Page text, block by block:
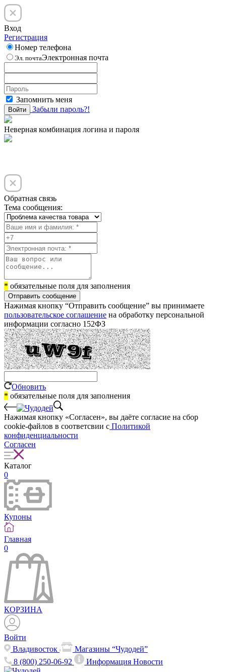
Вход
Регистрация
Номер телефона
Эл. почтаЭлектронная почта
Запомнить меня
Войти Забыли пароль?!
Неверная комбинация логина и пароля
Обратная связь
Тема сообщения:
* обязательные поля для заполнения
Отправить сообщение
Нажимая кнопку “Отправить сообщение” вы принимаете
пользовательское соглашение на обработку персональной
информации согласно 152ФЗ
Обновить
* обязательные поля для заполнения
Нажимая кнопку «Согласен», вы даёте cогласие на сбор
cookie-файлов в соответсвии с Политикой
конфиденциальности
Согласен
Каталог
0
Купоны
Главная
0
КОРЗИНА
Войти
Владивосток
Магазины “Чудодей”
8 (800) 250-06-92
ИнформацияНовости